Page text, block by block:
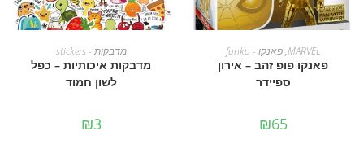
מידע נוסףMARVEL
,פאנקו - funko
פאנקו פופ זהב – אירון
ספיידר
₪65
הוספה לסל
מדבקות - stickers
מדבקות איכותיות – כפל
לשון חמוד
₪3